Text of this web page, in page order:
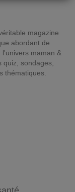
magazine
abordant de
maman &
sondages,
thématiques.